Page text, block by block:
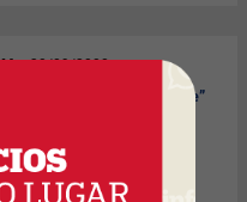
Mar30/09/2008
Tres Cruces en el “Top Five”